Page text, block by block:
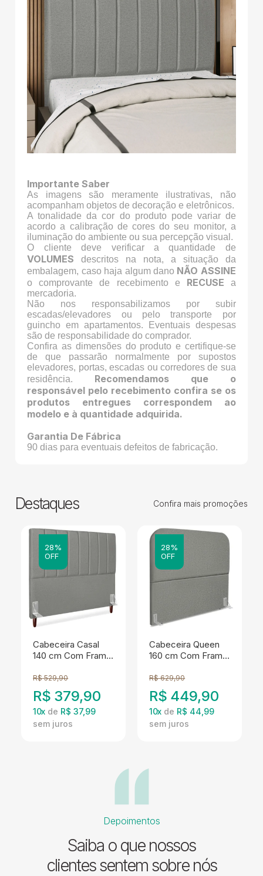
Importante Saber
As imagens são meramente ilustrativas, não
acompanham objetos de decoração e eletrônicos.
A tonalidade da cor do produto pode variar de
acordo a calibração de cores do seu monitor, a
iluminação do ambiente ou sua percepção visual.
O cliente deve verificar a quantidade de
VOLUMES descritos na nota, a situação da
embalagem, caso haja algum dano NÃO ASSINE
o comprovante de recebimento e RECUSE a
mercadoria.
Não nos responsabilizamos por subir
escadas/elevadores ou pelo transporte por
guincho em apartamentos. Eventuais despesas
são de responsabilidade do comprador.
Confira as dimensões do produto e certifique-se
de que passarão normalmente por supostos
elevadores, portas, escadas ou corredores de sua
residência. Recomendamos que o
responsável pelo recebimento confira se os
produtos entregues correspondem ao
modelo e à quantidade adquirida.
Garantia De Fábrica
90 dias para eventuais defeitos de fabricação.
Destaques Confira mais promoções
28%
OFF
Cabeceira Casal
140 cm Com Frame
Escuro Artte
R$ 529,90
R$ 379,90
10x de R$ 37,99
28%
OFF
Cabeceira Queen
160 cm Com Frame
Escuro Artte
R$ 629,90
R$ 449,90
10x de R$ 44,99
Depoimentos
Saiba o que nossos
clientes sentem sobre nós